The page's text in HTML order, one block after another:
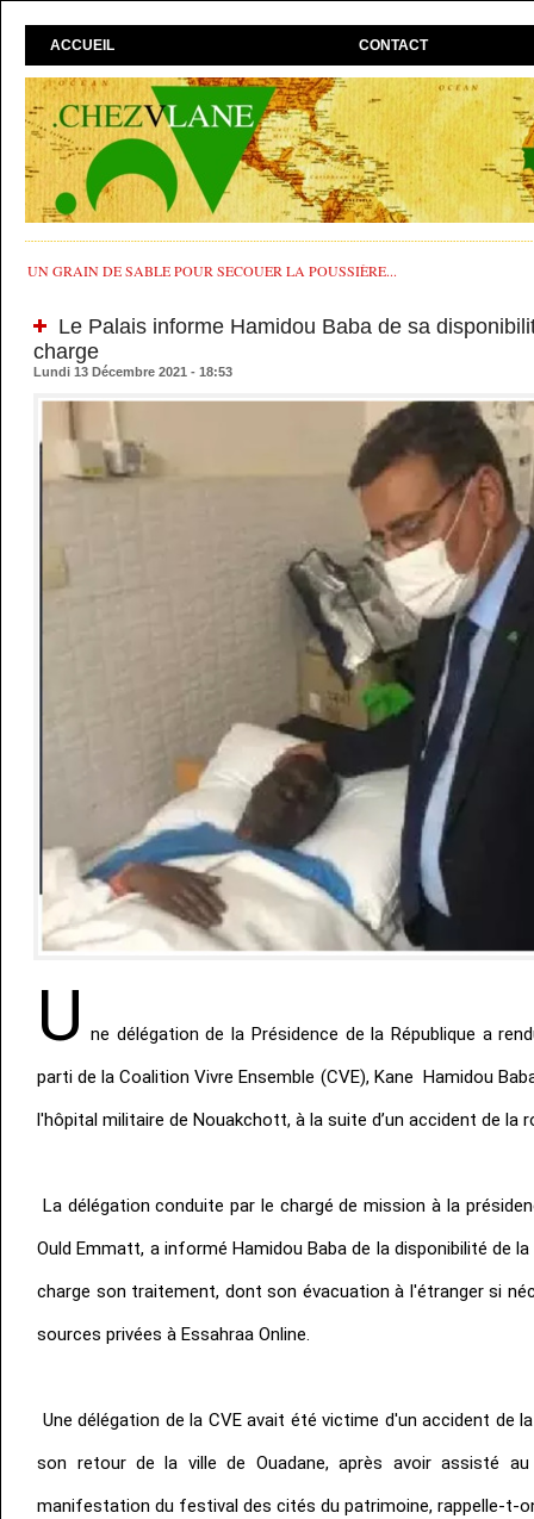
ACCUEIL CONTACT
UN GRAIN DE SABLE POUR SECOUER LA POUSSIÈRE...
Le Palais informe Hamidou Baba de sa
charge
Lundi 13 Décembre 2021 - 18:53
U ne délégation de la Présidence de la République a
parti de la Coalition Vivre Ensemble (CVE), Kane Hamidou
l'hôpital militaire de Nouakchott, à la suite d’un accident de la
La délégation conduite par le chargé de mission à la
Ould Emmatt, a informé Hamidou Baba de la disponibilité de
charge son traitement, dont son évacuation à l'étranger si
sources privées à Essahraa Online.
Une délégation de la CVE avait été victime d'un accident de
son retour de la ville de Ouadane, après avoir assisté
manifestation du festival des cités du patrimoine, rappelle-t-